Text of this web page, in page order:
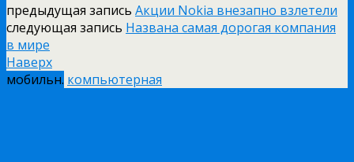
предыдущая запись Акции Nokia внезапно взлетели
следующая запись Названа самая дорогая компания
в мире
Наверх
мобильн. компьютерная